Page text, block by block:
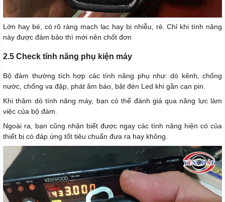
Lớn hay bé, có rõ ràng mạch lạc hay bị nhiễu, rè. Chỉ khi tính năng
này được đảm bảo thì mới nên chốt đơn
2.5 Check tính năng phụ kiện máy
Bộ đàm thường tích hợp các tính năng phụ như: dò kênh, chống
nước, chống va đập, phát âm báo, bật đèn Led khi gần cạn pin.
Khi thăm dò tính năng máy, bạn có thể đánh giá qua năng lực làm
việc của bộ đàm.
Ngoài ra, bạn cũng nhận biết được ngay các tính năng hiện có của
thiết bị có đáp ứng tốt tiêu chuẩn đưa ra hay không.